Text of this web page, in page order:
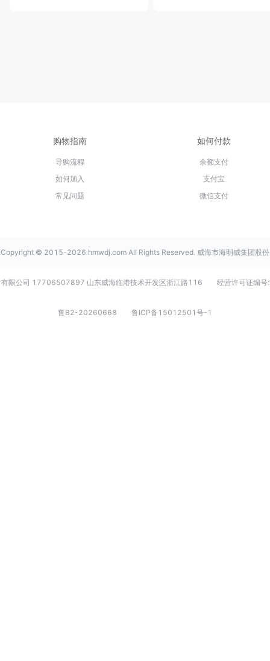
购物指南
导购流程
如何加入
常见问题
如何付款
余额支付
支付宝
微信支付
Copyright © 2015-2026 hmwdj.com All Rights Reserved. 威海市海明威集团股份
有限公司 17706507897 山东威海临港技术开发区浙江路116 经营许可证编号:
鲁B2-20260668 鲁ICP备15012501号-1